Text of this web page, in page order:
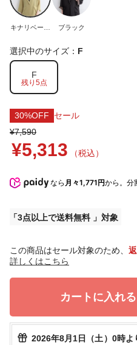
キナリベージ
ブラック
選択中のサイズ： F
F
残り5点
30%OFF
セール
¥7,590
¥5,313 （税込）
なら 月々1,771円から。分
3点以上で送料無料
この商品はセール対象のため、
詳しくはこちら
カートに入れる
2026年8月1日（土）0時